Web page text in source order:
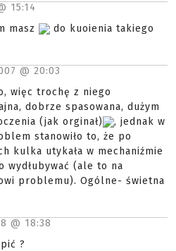
15:14
masz
do kuoienia takiego
@ 20:03
więc trochę z niego
dobrze spasowana, dużym
(jak orginał)
, jednak w
stanowiło to, że po
kulka utykała w mechaniźmie
wydłubywać (ale to na
problemu). Ogólne- świetna
@ 18:38
?